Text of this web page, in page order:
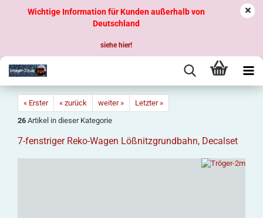
Wichtige Information für Kunden außerhalb von
Deutschland
siehe hier!
« Erster « zurück weiter »
Letzter »
26 Artikel in dieser Kategorie
7-fenstriger Reko-Wagen Lößnitzgrundbahn, Decalset